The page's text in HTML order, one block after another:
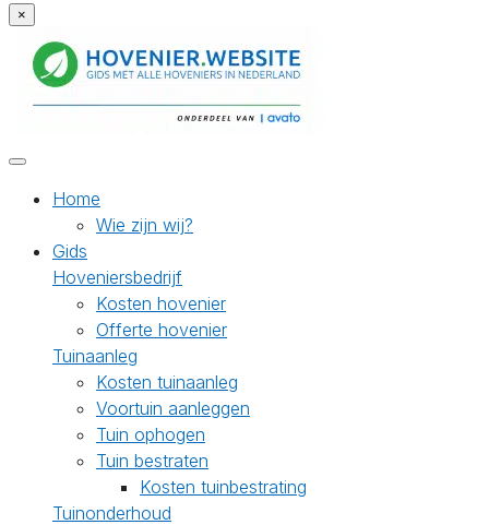
×
Home
Wie zijn wij?
Gids
Hoveniersbedrijf
Kosten hovenier
Offerte hovenier
Tuinaanleg
Kosten tuinaanleg
Voortuin aanleggen
Tuin ophogen
Tuin bestraten
Kosten tuinbestrating
Tuinonderhoud